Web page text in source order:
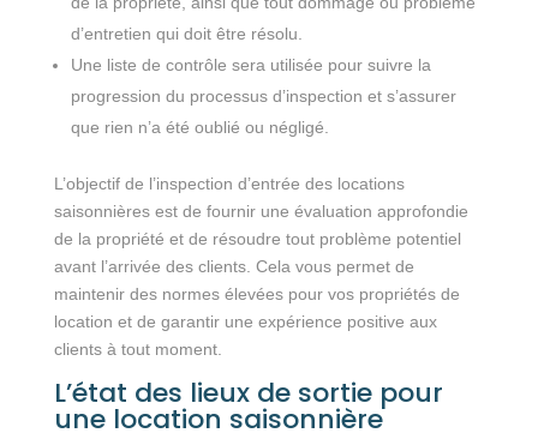
d’entretien qui doit être résolu.
Une liste de contrôle sera utilisée pour suivre la
progression du processus d’inspection et s’assurer
que rien n’a été oublié ou négligé.
L’objectif de l’inspection d’entrée des locations
saisonnières est de fournir une évaluation approfondie
de la propriété et de résoudre tout problème potentiel
avant l’arrivée des clients. Cela vous permet de
maintenir des normes élevées pour vos propriétés de
location et de garantir une expérience positive aux
clients à tout moment.
L’état des lieux de sortie pour
une location saisonnière